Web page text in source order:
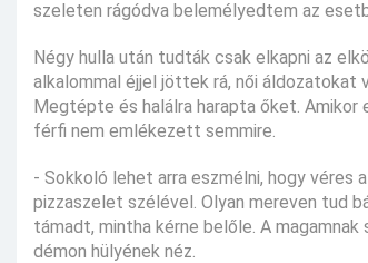
szeleten rágódva belemélyedtem az
Négy hulla után tudták csak elkapni az
alkalommal éjjel jöttek rá, női
Megtépte és halálra harapta őket.
férfi nem emlékezett semmire.
- Sokkoló lehet arra eszmélni, hogy véres
pizzaszelet szélével. Olyan mereven tud
támadt, mintha kérne belőle. A
démon hülyének néz.